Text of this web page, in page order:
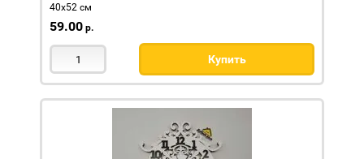
40х52 см
59.00 р.
Купить